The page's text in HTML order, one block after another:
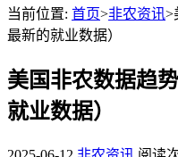
当前位置: 首页>非农资讯>
最新的就业数据）
美国非农数据趋
就业数据）